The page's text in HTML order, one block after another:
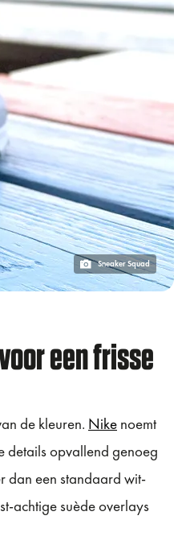
Sneaker Squad
een frisse
de kleuren. Nike noemt
details opvallend genoeg
dan een standaard wit-
achtige suède overlays